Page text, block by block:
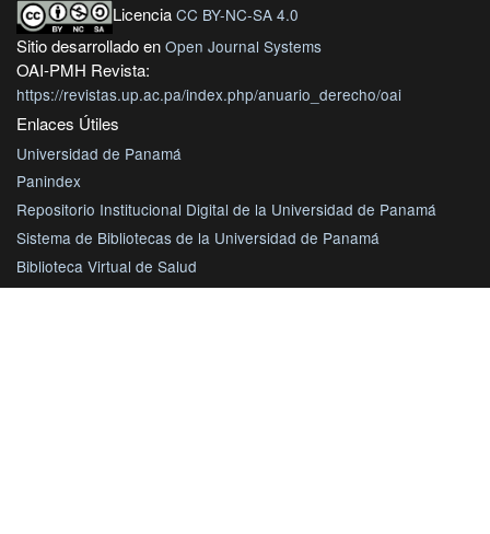
Licencia CC BY-NC-SA 4.0
Sitio desarrollado en Open Journal Systems
OAI-PMH Revista:
https://revistas.up.ac.pa/index.php/anuario_derecho/oai
Enlaces Útiles
Universidad de Panamá
Panindex
Repositorio Institucional Digital de la Universidad de Panamá
Sistema de Bibliotecas de la Universidad de Panamá
Biblioteca Virtual de Salud
AmeliCA Centroamérica Colección Digital de Revistas Académicas